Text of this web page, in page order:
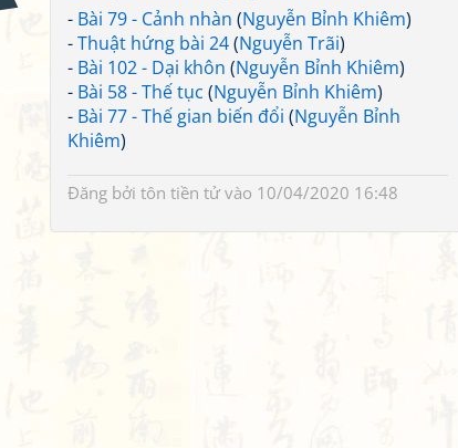
- Bài 79 - Cảnh nhàn (Nguyễn Bỉnh Khiêm)
-Thuật hứng bài 24(Nguyễn Trãi)
- Bài 102 - Dại khôn (Nguyễn Bỉnh Khiêm)
- Bài 58 - Thế tục (Nguyễn Bỉnh Khiêm)
- Bài 77 - Thế gian biến đổi (Nguyễn Bỉnh
Khiêm)
Đăng bởi tôn tiền tửvào 10/04/2020 16:48